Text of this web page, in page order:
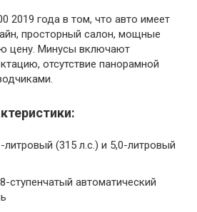
2019 года в том, что авто имеет
просторный салон, мощные
цену. Минусы включают
отсутствие панорамной
литровый (315 л.с.) и 5,0-литровый
ступенчатый автоматический